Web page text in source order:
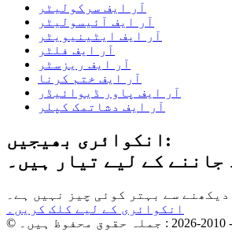
آر ایف سرکولیٹر
آر ایف آئیسولیٹر
آر ایف ایٹینیویٹر
آر ایف فلٹر
آر ایف ریزسٹر
آر ایف ختم کرنا
آر ایف پاور ڈیوائیڈر
آر ایف دشاتمک کپلر
انکوائری بھیجیں:
جاننے کے لیے تیار ہیں۔
سے بہتر کوئی چیز نہیں ہے۔
انکوائری کے لیے کلک کریں۔